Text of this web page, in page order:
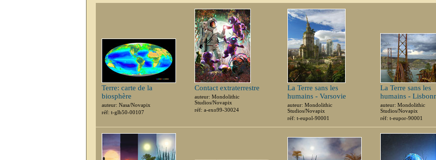
Terre: carte de la
biosphère
auteur: Nasa/Novapix
réf: t-glb50-00107
Contact extraterrestre
auteur: Mondolithic
Studios/Novapix
réf: a-exo99-30024
La Terre sans les
humains - Varsovie
auteur: Mondolithic
Studios/Novapix
réf: t-eupol-90001
La Terre sans les
humains -
auteur: Mondolithic
Studios/Novapix
réf: t-eupor-90001